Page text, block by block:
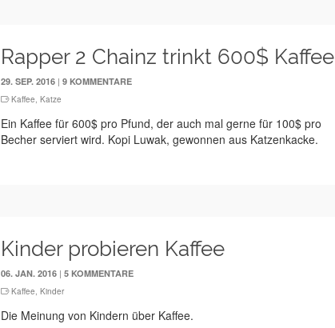
Rapper 2 Chainz trinkt 600$ Kaffee
29. SEP. 2016 |9 KOMMENTARE
Kaffee,Katze
Ein Kaffee für 600$ pro Pfund, der auch mal gerne für 100$ pro
Becher serviert wird. Kopi Luwak, gewonnen aus Katzenkacke.
Kinder probieren Kaffee
06. JAN. 2016 |5 KOMMENTARE
Kaffee,Kinder
Die Meinung von Kindern über Kaffee.